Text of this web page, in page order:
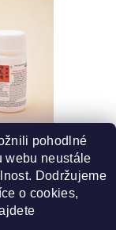
od245 Kč
pohodlné
webu neustále
Dodržujeme
o cookies,